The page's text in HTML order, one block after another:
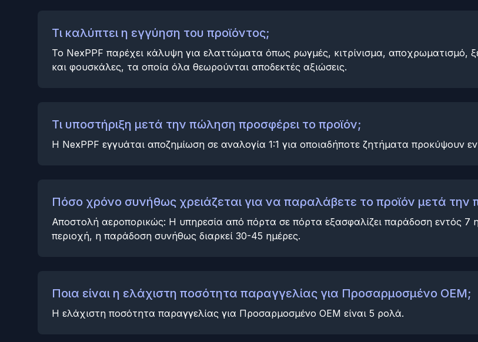
Τι καλύπτει η εγγύηση του προϊόντος;
Το NexPPF παρέχει κάλυψη για ελαττώματα όπως ρωγμές, κιτρίνισμα, αποχρωματισμό,
και φουσκάλες, τα οποία όλα θεωρούνται αποδεκτές αξιώσεις.
Τι υποστήριξη μετά την πώληση προσφέρει το προϊόν;
Η NexPPF εγγυάται αποζημίωση σε αναλογία 1:1 για οποιαδήποτε ζητήματα προκύψουν
Πόσο χρόνο συνήθως χρειάζεται για να παραλάβετε το προϊόν μετά την
Αποστολή αεροπορικώς: Η υπηρεσία από πόρτα σε πόρτα εξασφαλίζει παράδοση εντός
περιοχή, η παράδοση συνήθως διαρκεί 30-45 ημέρες.
Ποια είναι η ελάχιστη ποσότητα παραγγελίας για Προσαρμοσμένο OEM;
Η ελάχιστη ποσότητα παραγγελίας για Προσαρμοσμένο OEM είναι 5 ρολά.